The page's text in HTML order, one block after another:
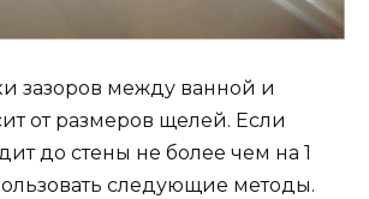
зазоров между ванной и
от размеров щелей. Если
до стены не более чем на 1
следующие методы.